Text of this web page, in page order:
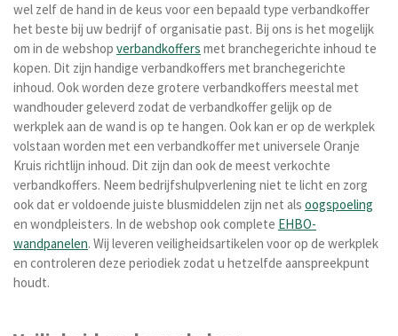
wel zelf de hand in de keus voor een bepaald type verbandkoffer
het beste bij uw bedrijf of organisatie past. Bij ons is het mogelijk
om in de webshop verbandkoffers met branchegerichte inhoud te
kopen. Dit zijn handige verbandkoffers met branchegerichte
inhoud. Ook worden deze grotere verbandkoffers meestal met
wandhouder geleverd zodat de verbandkoffer gelijk op de
werkplek aan de wand is op te hangen. Ook kan er op de werkplek
volstaan worden met een verbandkoffer met universele Oranje
Kruis richtlijn inhoud. Dit zijn dan ook de meest verkochte
verbandkoffers. Neem bedrijfshulpverlening niet te licht en zorg
ook dat er voldoende juiste blusmiddelen zijn net als oogspoeling
en wondpleisters. In de webshop ook complete EHBO-
wandpanelen. Wij leveren veiligheidsartikelen voor op de werkplek
en controleren deze periodiek zodat u hetzelfde aanspreekpunt
houdt.